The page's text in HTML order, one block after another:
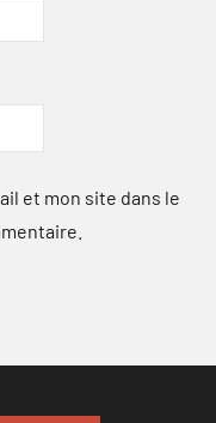
et mon site dans le